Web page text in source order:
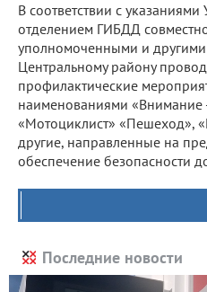
В соответствии с
отделением ГИБДД
уполномоченными и
Центральному району
профилактические
наименованиями «Внимание
«Мотоциклист» «Пешеход»,
другие, направленные на
обеспечение безопасности
Последние новости